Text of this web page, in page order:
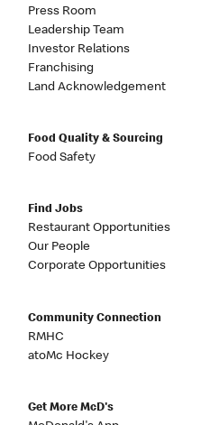
Press Room
Leadership Team
Investor Relations
Franchising
Land Acknowledgement
Food Quality & Sourcing
Food Safety
Find Jobs
Restaurant Opportunities
Our People
Corporate Opportunities
Community Connection
RMHC
atoMc Hockey
Get More McD's